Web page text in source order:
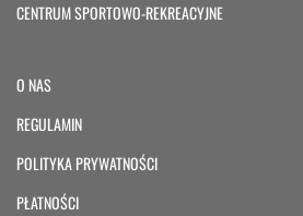
CENTRUM SPORTOWO-REKREACYJNE
O NAS
REGULAMIN
POLITYKA PRYWATNOŚCI
PŁATNOŚCI